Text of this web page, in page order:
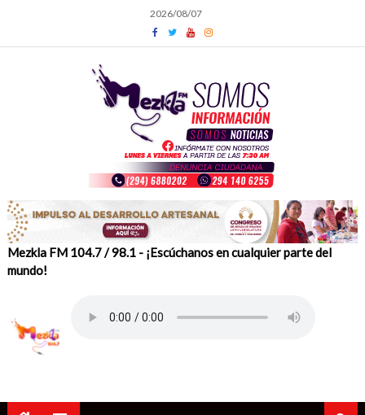
content
2026/08/07
Mezkla FM 104.7 / 98.1 - ¡Escúchanos en cualquier parte del
mundo!